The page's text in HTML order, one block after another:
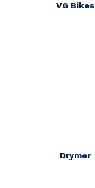
VG Bikes
Drymer